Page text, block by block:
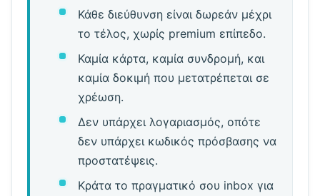
Κάθε διεύθυνση είναι δωρεάν μέχρι
το τέλος, χωρίς premium επίπεδο.
Καμία κάρτα, καμία συνδρομή, και
καμία δοκιμή που μετατρέπεται σε
χρέωση.
Δεν υπάρχει λογαριασμός, οπότε
δεν υπάρχει κωδικός πρόσβασης να
προστατέψεις.
Κράτα το πραγματικό σου inbox για